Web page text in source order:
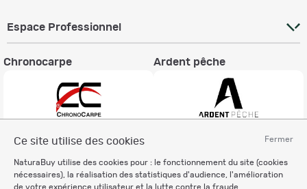
Fermer
Ce site utilise des cookies
NaturaBuy utilise des cookies pour : le fonctionnement du site (cookies
nécessaires), la réalisation des statistiques d'audience, l'amélioration
de votre expérience utilisateur et la lutte contre la fraude.
Espace Professionnel
Chronocarpe Ardent pêche
Charte éthique
Mentions légales